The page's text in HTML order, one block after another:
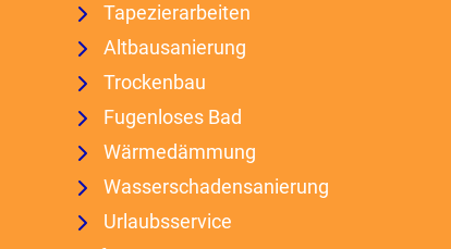
Tapezierarbeiten
Altbausanierung
Trockenbau
Fugenloses Bad
Wärmedämmung
Wasserschadensanierung
Urlaubsservice